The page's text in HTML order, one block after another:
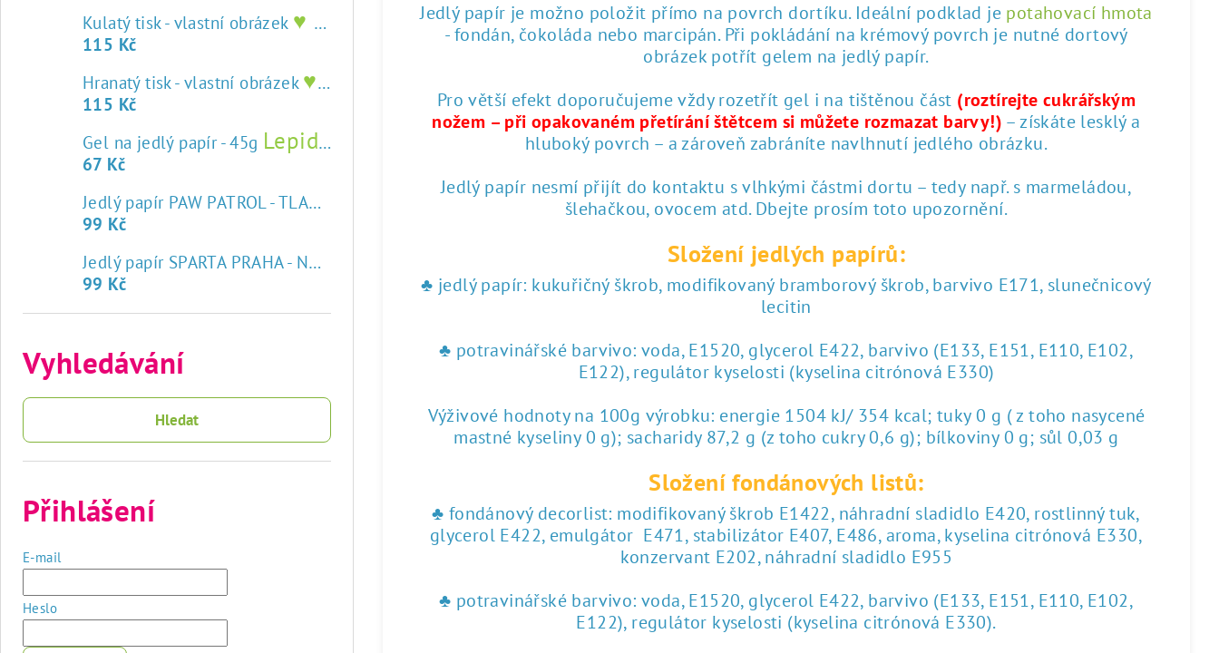
Kulatý tisk - vlastní obrázek ♥ tisk na jedlý papír
115 Kč
Hranatý tisk - vlastní obrázek ♥ tisk na jedlý papír
115 Kč
Gel na jedlý papír - 45g Lepidlo na jedlý papír
67 Kč
Jedlý papír PAW PATROL - TLAPKOVÁ PATROLA
♥ tisk na jedlý papír
99 Kč
Jedlý papír SPARTA PRAHA - NOVÝ ZNAK
99 Kč
Vyhledávání
Hledat
Přihlášení
E-mail
Heslo
Jedlý papír je možno položit přímo na povrch dortíku. Ideální podklad je potahovací hmota
- fondán, čokoláda nebo marcipán. Při pokládání na krémový povrch je nutné dortový
obrázek potřít gelem na jedlý papír.
Pro větší efekt doporučujeme vždy rozetřít gel i na tištěnou část (roztírejte cukrářským
nožem – při opakovaném přetírání štětcem si můžete rozmazat barvy!) – získáte lesklý a
hluboký povrch – a zároveň zabráníte navlhnutí jedlého obrázku.
Jedlý papír nesmí přijít do kontaktu s vlhkými částmi dortu – tedy např. s marmeládou,
šlehačkou, ovocem atd. Dbejte prosím toto upozornění.
Složení jedlých papírů:
♣ jedlý papír: kukuřičný škrob, modifikovaný bramborový škrob, barvivo E171, slunečnicový
lecitin
♣ potravinářské barvivo: voda, E1520, glycerol E422, barvivo (E133, E151, E110, E102,
E122), regulátor kyselosti (kyselina citrónová E330)
Výživové hodnoty na 100g výrobku: energie 1504 kJ/ 354 kcal; tuky 0 g ( z toho nasycené
mastné kyseliny 0 g); sacharidy 87,2 g (z toho cukry 0,6 g); bílkoviny 0 g; sůl 0,03 g
Složení fondánových listů:
♣ fondánový decorlist: modifikovaný škrob E1422, náhradní sladidlo E420, rostlinný tuk,
glycerol E422, emulgátor E471, stabilizátor E407, E486, aroma, kyselina citrónová E330,
konzervant E202, náhradní sladidlo E955
♣ potravinářské barvivo: voda, E1520, glycerol E422, barvivo (E133, E151, E110, E102,
E122), regulátor kyselosti (kyselina citrónová E330).